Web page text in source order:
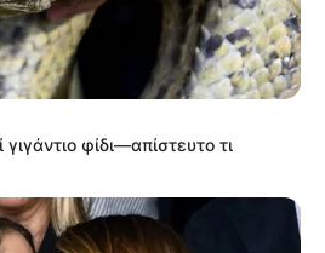
φίδι—απίστευτο τι